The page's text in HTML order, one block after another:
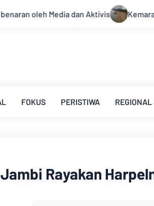
Memuncak, Debit Sungai
FOKUS PERISTIWA REGIONAL
Rayakan